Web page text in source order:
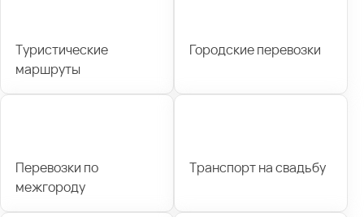
Туристические
маршруты
Городские перевозки
Перевозки по
межгороду
Транспорт на свадьбу